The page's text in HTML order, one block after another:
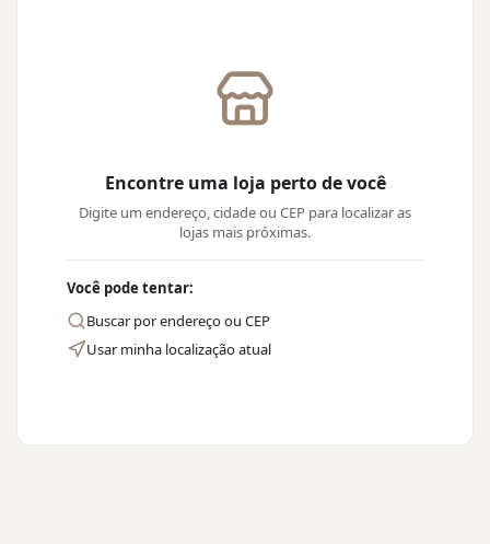
Encontre uma loja perto de você
Digite um endereço, cidade ou CEP para localizar as
lojas mais próximas.
Você pode tentar:
Buscar por endereço ou CEP
Usar minha localização atual